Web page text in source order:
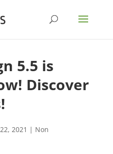
5.5 is
Discover
2021 | Non